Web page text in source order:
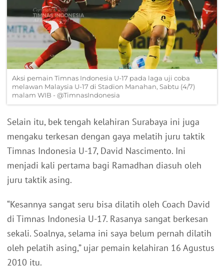
Aksi pemain Timnas Indonesia U-17 pada laga uji coba
melawan Malaysia U-17 di Stadion Manahan, Sabtu (4/7)
malam WIB - @TimnasIndonesia
Selain itu, bek tengah kelahiran Surabaya ini juga
mengaku terkesan dengan gaya melatih juru taktik
Timnas Indonesia U-17, David Nascimento. Ini
menjadi kali pertama bagi Ramadhan diasuh oleh
juru taktik asing.
“Kesannya sangat seru bisa dilatih oleh Coach David
di Timnas Indonesia U-17. Rasanya sangat berkesan
sekali. Soalnya, selama ini saya belum pernah dilatih
oleh pelatih asing,” ujar pemain kelahiran 16 Agustus
2010 itu.